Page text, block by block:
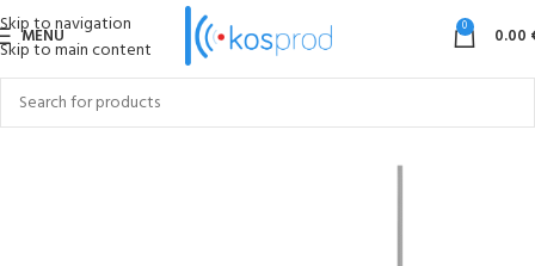
Skip to navigation
Skip to main content
MENU 0 0.00